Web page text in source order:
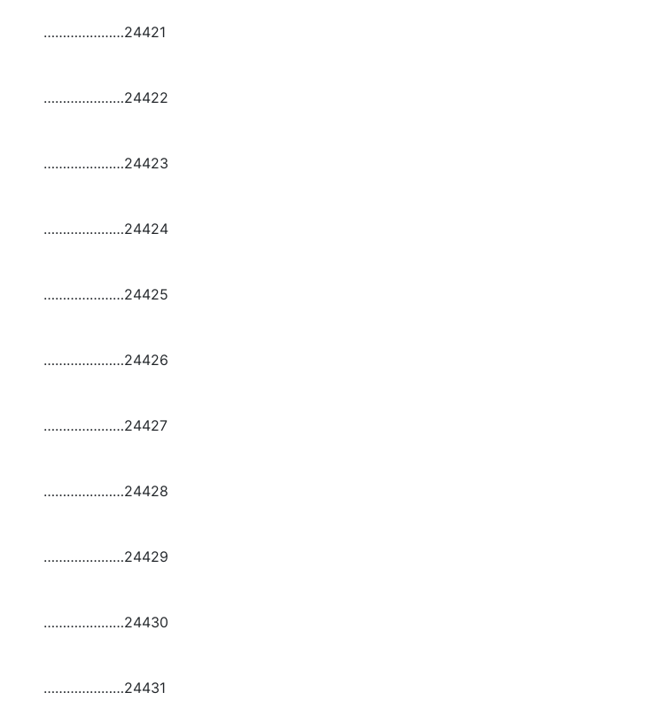
…………………24421
…………………24422
…………………24423
…………………24424
…………………24425
…………………24426
…………………24427
…………………24428
…………………24429
…………………24430
…………………24431